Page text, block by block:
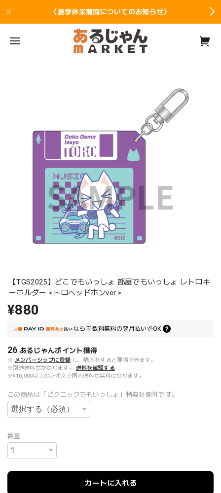
〈夏季休業期間についてのお知らせ〉
【TGS2025】どこでもいっしょ 部屋でもいっしょ レトロキ
ーホルダー <トロヘッドホンver.>
¥880
なら 手数料無料の翌月払いでOK
26 あるじゃんポイント獲得
※ メンバーシップに登録 し、購入をすると獲得できます。
※別途送料がかかります。
送料を確認する
※¥10,000以上のご注文で国内送料が無料になります。
この商品は「ピクニックでもいっしょ」特典対象外です。
数量
カートに入れる